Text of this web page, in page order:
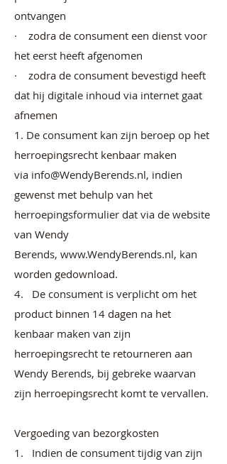
ontvangen
· zodra de consument een dienst voor
het eerst heeft afgenomen
· zodra de consument bevestigd heeft
dat hij digitale inhoud via internet gaat
afnemen
1. De consument kan zijn beroep op het
herroepingsrecht kenbaar maken
via info@WendyBerends.nl, indien
gewenst met behulp van het
herroepingsformulier dat via de website
van Wendy
Berends, www.WendyBerends.nl, kan
worden gedownload.
4. De consument is verplicht om het
product binnen 14 dagen na het
kenbaar maken van zijn
herroepingsrecht te retourneren aan
Wendy Berends, bij gebreke waarvan
zijn herroepingsrecht komt te vervallen.
Vergoeding van bezorgkosten
1. Indien de consument tijdig van zijn